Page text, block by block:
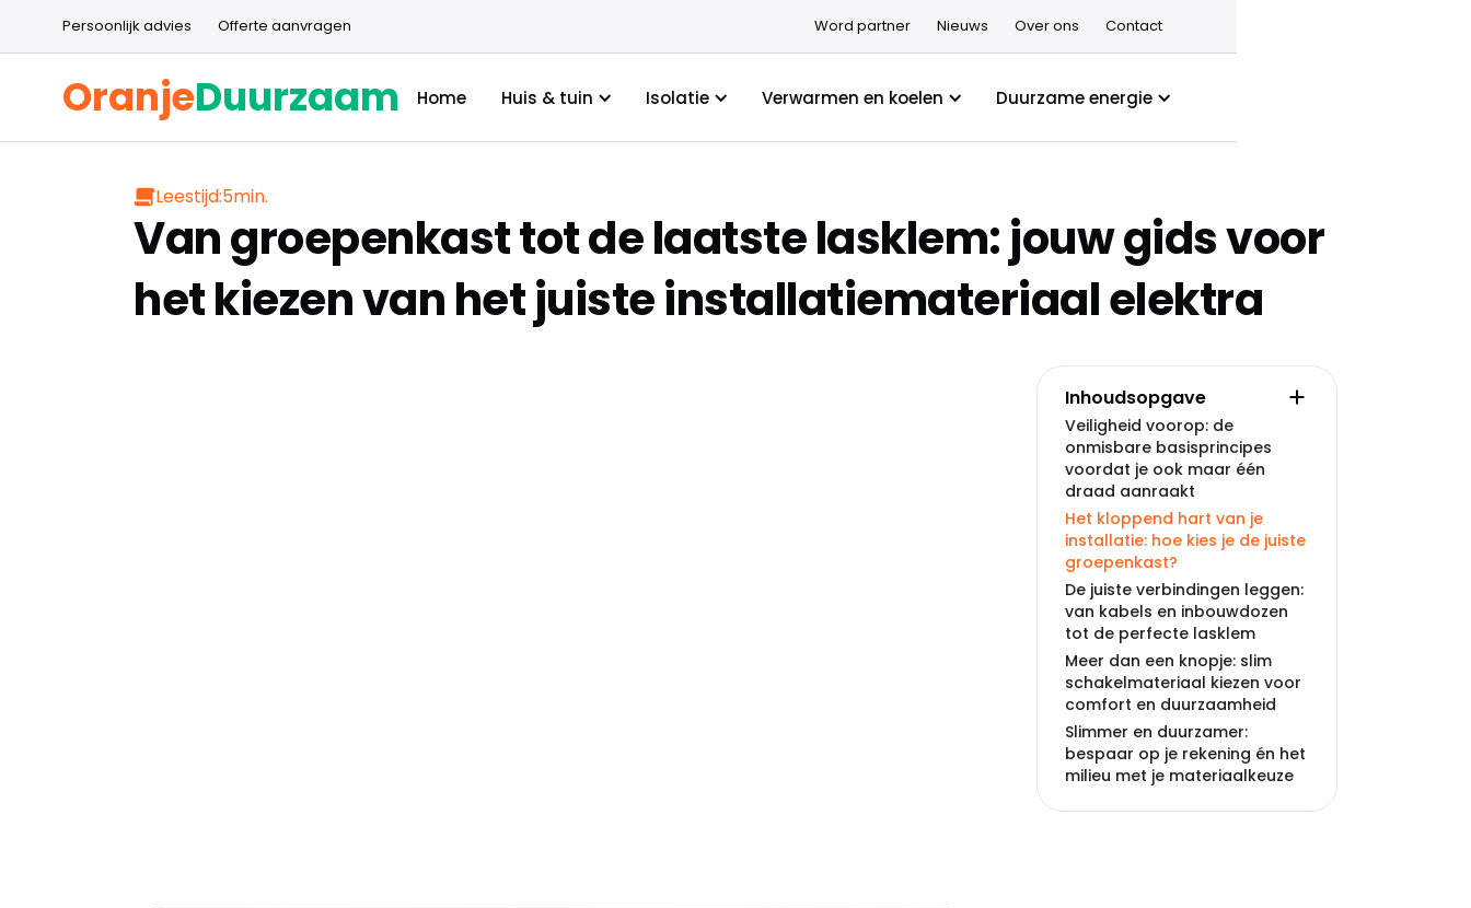
Persoonlijk advies Offerte aanvragen Word partner Nieuws Over ons Contact
OranjeDuurzaam Home Huis & tuin Isolatie Verwarmen en koelen Duurzame energie
Leestijd:5min.
Van groepenkast tot de laatste lasklem: jouw gids voor
het kiezen van het juiste installatiemateriaal elektra
Inhoudsopgave
Veiligheid voorop: de
onmisbare basisprincipes
voordat je ook maar één
draad aanraakt
Het kloppend hart van je
installatie: hoe kies je de juiste
groepenkast?
De juiste verbindingen leggen:
van kabels en inbouwdozen
tot de perfecte lasklem
Meer dan een knopje: slim
schakelmateriaal kiezen voor
comfort en duurzaamheid
Slimmer en duurzamer:
bespaar op je rekening én het
milieu met je materiaalkeuze